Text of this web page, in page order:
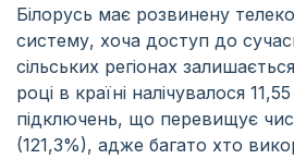
Білорусь має розвинену
систему, хоча доступ до
сільських регіонах
році в країні налічувалося
підключень, що перевищує
(121,3%), адже багато хто